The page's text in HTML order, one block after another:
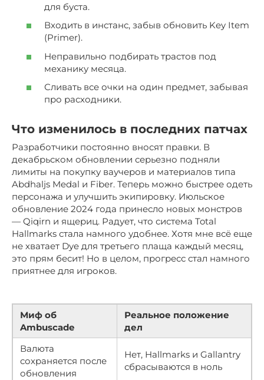
для буста.
Входить в инстанс, забыв обновить Key Item
(Primer).
Неправильно подбирать трастов под
механику месяца.
Сливать все очки на один предмет, забывая
про расходники.
Что изменилось в последних патчах
Разработчики постоянно вносят правки. В
декабрьском обновлении серьезно подняли
лимиты на покупку ваучеров и материалов типа
Abdhaljs Medal и Fiber. Теперь можно быстрее одеть
персонажа и улучшить экипировку. Июльское
обновление 2024 года принесло новых монстров
— Qiqirn и ящериц. Радует, что система Total
Hallmarks стала намного удобнее. Хотя мне всё еще
не хватает Dye для третьего плаща каждый месяц,
это прям бесит! Но в целом, прогресс стал намного
приятнее для игроков.
Миф об
Ambuscade
Реальное положение
дел
Валюта
сохраняется после
обновления
Нет, Hallmarks и Gallantry
сбрасываются в ноль